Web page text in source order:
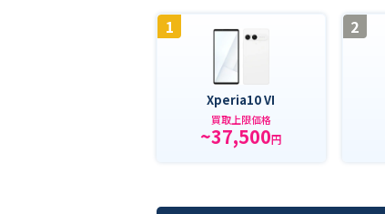
1
Xperia10 VI
買取上限価格
~37,500円
2